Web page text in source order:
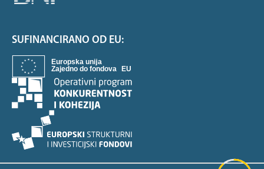
SUFINANCIRANO OD EU: